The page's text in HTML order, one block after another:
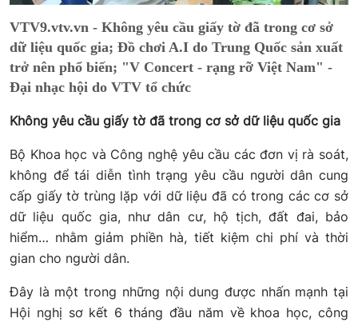
VTV9.vtv.vn - Không yêu cầu giấy tờ đã trong cơ sở
dữ liệu quốc gia; Đồ chơi A.I do Trung Quốc sản xuất
trở nên phổ biến; "V Concert - rạng rỡ Việt Nam" -
Đại nhạc hội do VTV tổ chức
Không yêu cầu giấy tờ đã trong cơ sở dữ liệu quốc gia
Bộ Khoa học và Công nghệ yêu cầu các đơn vị rà soát,
không để tái diễn tình trạng yêu cầu người dân cung
cấp giấy tờ trùng lặp với dữ liệu đã có trong các cơ sở
dữ liệu quốc gia, như dân cư, hộ tịch, đất đai, bảo
hiểm… nhằm giảm phiền hà, tiết kiệm chi phí và thời
gian cho người dân.
Đây là một trong những nội dung được nhấn mạnh tại
Hội nghị sơ kết 6 tháng đầu năm về khoa học, công